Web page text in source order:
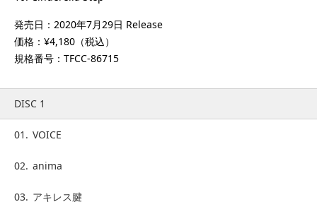
発売日：2020年7月29日 Release
価格：¥4,180（税込）
規格番号：TFCC-86715
DISC 1
01. VOICE
02. anima
03. アキレス腱